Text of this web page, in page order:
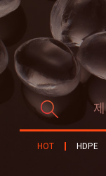
HOT HDPE